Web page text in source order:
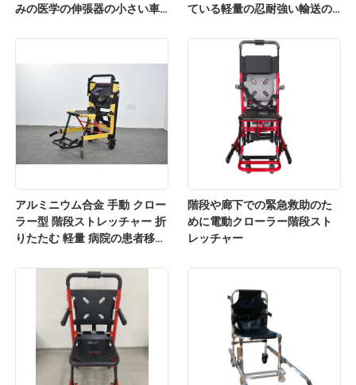
みの医学の伸張器の小さい車
ている軽量の忍耐強い輸送の
アルミニウム合金 手動 クロー
ラー型 階段ストレッチャー 折
りたたむ 軽量 病院の患者移転
階段や廊下での緊急救助のた
めに電動クローラー階段スト
レッチャー